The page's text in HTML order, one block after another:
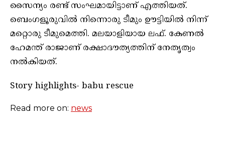
സൈന്യം രണ്ട് സംഘമായിട്ടാണ് എത്തിയത്.
ബെംഗളൂരുവില്‍ നിന്നൊരു ടീമും ഊട്ടിയില്‍ നിന്ന്
മറ്റൊരു ടീമുമെത്തി. മലയാളിയായ ലഫ്. കേണല്‍
ഹേമന്ത് രാജാണ് രക്ഷാദൗത്യത്തിന് നേതൃത്വം
നല്‍കിയത്.
Story highlights- babu rescue
Read more on: news